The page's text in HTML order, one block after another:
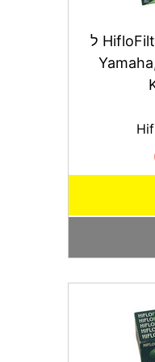
פילטר שמן HifloFiltro 303 ל